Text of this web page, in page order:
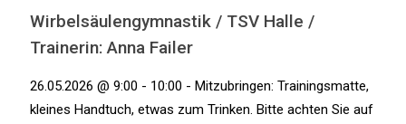
Wirbelsäulengymnastik / TSV Halle /
Trainerin: Anna Failer
26.05.2026 @ 9:00 - 10:00 - Mitzubringen: Trainingsmatte,
kleines Handtuch, etwas zum Trinken. Bitte achten Sie auf